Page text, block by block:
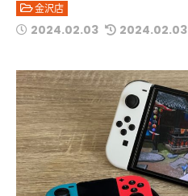
金沢店
2024.02.03 2024.02.03